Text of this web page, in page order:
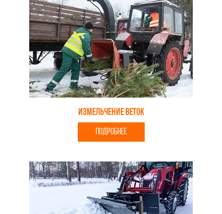
Измельчение веток
ПОДРОБНЕЕ